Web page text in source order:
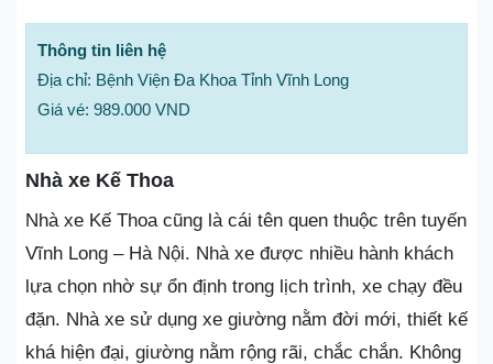
Thông tin liên hệ
Địa chỉ: Bệnh Viện Đa Khoa Tỉnh Vĩnh Long
Giá vé: 989.000 VND
Nhà xe Kế Thoa
Nhà xe Kế Thoa cũng là cái tên quen thuộc trên tuyến
Vĩnh Long – Hà Nội. Nhà xe được nhiều hành khách
lựa chọn nhờ sự ổn định trong lịch trình, xe chạy đều
đặn. Nhà xe sử dụng xe giường nằm đời mới, thiết kế
khá hiện đại, giường nằm rộng rãi, chắc chắn. Không